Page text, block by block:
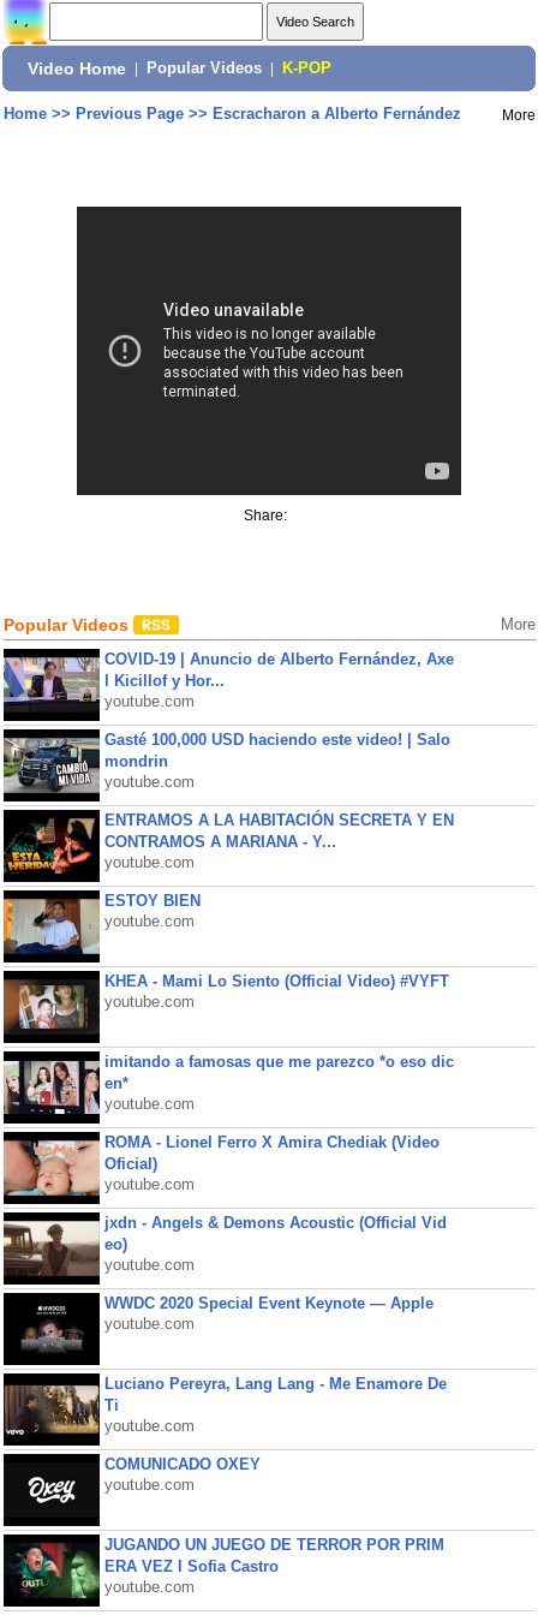
Video Home Popular Videos K-POP
Home>> Previous Page>> Escracharon a Alberto Fernández More
Share:
Popular Videos More
COVID-19 | Anuncio de Alberto Fernández, Axe
l Kicillof y Hor...
youtube.com
Gasté 100,000 USD haciendo este video! | Salo
mondrin
youtube.com
ENTRAMOS A LA HABITACIÓN SECRETA Y EN
CONTRAMOS A MARIANA - Y...
youtube.com
ESTOY BIEN
youtube.com
KHEA - Mami Lo Siento (Official Video) #VYFT
youtube.com
imitando a famosas que me parezco *o eso dic
en*
youtube.com
ROMA - Lionel Ferro X Amira Chediak (Video
Oficial)
youtube.com
jxdn - Angels & Demons Acoustic (Official Vid
eo)
youtube.com
WWDC 2020 Special Event Keynote — Apple
youtube.com
Luciano Pereyra, Lang Lang - Me Enamore De
Ti
youtube.com
COMUNICADO OXEY
youtube.com
JUGANDO UN JUEGO DE TERROR POR PRIM
ERA VEZ l Sofia Castro
youtube.com